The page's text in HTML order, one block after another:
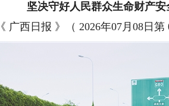
坚决守好人民群众生命财产安
《 广西日报 》（ 2026年07月08日第